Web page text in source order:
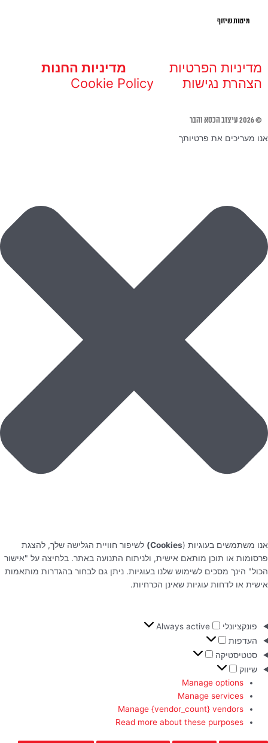
מיטות שיזוף
מדיניות הפרטיות
מדיניות החנות
הצהרת נגישות
Cookie Policy
© 2026 עיצוב הכסא והבר
אנו מעריכים את פרטיותך
אנו משתמשים בעוגיות (Cookies)
לשיפור חוויית הגלישה שלך, להצגת
פרסומות או תוכן מותאם אישית, ולניתוח התנועה באתר. בלחיצה על "אישור
הכול" הינך מסכים לשימוש שלנו בעוגיות. ניתן גם לבחור בהגדרות מותאמות
אישית או לדחות עוגיות שאינן הכרחיות.
פונקציונלי
Always active
העדפות
סטטיסטיקה
שיווק
Manage options
Manage services
Manage {vendor_count} vendors
Read more about these purposes